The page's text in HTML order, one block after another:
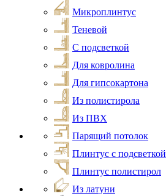
Микроплинтус
Теневой
С подсветкой
Для ковролина
Для гипсокартона
Из полистирола
Из ПВХ
Парящий потолок
Плинтус с подсветкой
Плинтус полистирол
Из латуни